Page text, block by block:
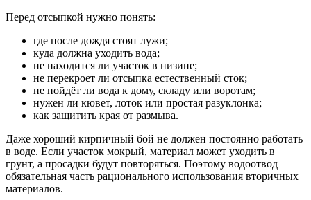
Перед отсыпкой нужно понять:
где после дождя стоят лужи;
куда должна уходить вода;
не находится ли участок в низине;
не перекроет ли отсыпка естественный сток;
не пойдёт ли вода к дому, складу или воротам;
нужен ли кювет, лоток или простая разуклонка;
как защитить края от размыва.
Даже хороший кирпичный бой не должен постоянно работать
в воде. Если участок мокрый, материал может уходить в
грунт, а просадки будут повторяться. Поэтому водоотвод —
обязательная часть рационального использования вторичных
материалов.